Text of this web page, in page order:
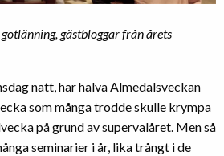
gästbloggar från årets
natt, har halva Almedalsveckan
som många trodde skulle krympa
på grund av supervalåret. Men så
seminarier i år, lika trångt i de